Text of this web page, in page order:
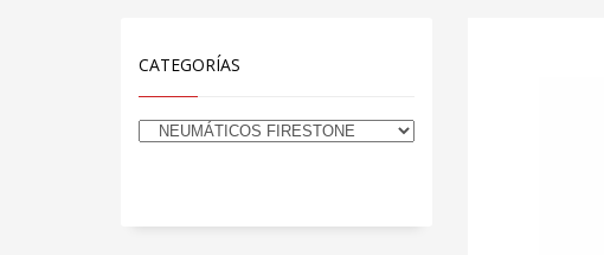
CATEGORÍAS